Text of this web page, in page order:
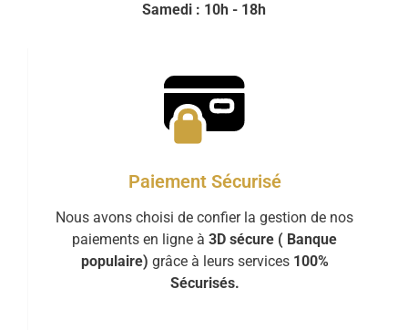
Samedi : 10h - 18h
Paiement Sécurisé
Nous avons choisi de confier la gestion de nos
paiements en ligne à 3D sécure ( Banque
populaire) grâce à leurs services 100%
Sécurisés.